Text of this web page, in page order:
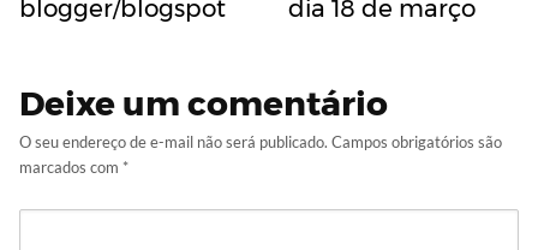
blogger/blogspot
dia 18 de março
Deixe um comentário
O seu endereço de e-mail não será publicado. Campos obrigatórios são
marcados com *